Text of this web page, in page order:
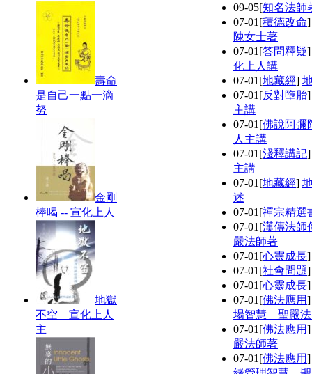
壽命
是自己一點一滴
努
金剛
棒喝 -- 宣化上人
地獄
不空 宣化上人
主
09-05[知名法師
07-01 [積德改命
陳女士著
07-01 [答問釋疑
化上人講
07-01 [地藏經]
07-01 [反對墮胎
主講
07-01 [佛說阿彌
人主講
07-01 [淺釋講記
主講
07-01 [地藏經]
述
07-01 [禪宗精選
07-01 [漢傳法師
嚴法師著
07-01 [心靈成長
07-01 [社會問題
07-01 [心靈成長
07-01 [佛法應用
場智慧 聖嚴
07-01 [佛法應用
嚴法師著
07-01 [佛法應用